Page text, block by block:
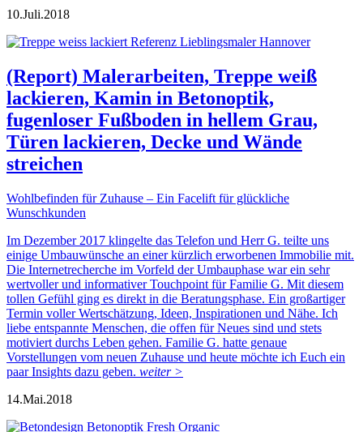
10.Juli.2018
(Report) Malerarbeiten, Treppe weiß
lackieren, Kamin in Betonoptik,
fugenloser Fußboden in hellem Grau,
Türen lackieren, Decke und Wände
streichen
Wohlbefinden für Zuhause – Ein Facelift für glückliche
Wunschkunden
Im Dezember 2017 klingelte das Telefon und Herr G. teilte uns
einige Umbauwünsche an einer kürzlich erworbenen Immobilie mit.
Die Internetrecherche im Vorfeld der Umbauphase war ein sehr
wertvoller und informativer Touchpoint für Familie G. Mit diesem
tollen Gefühl ging es direkt in die Beratungsphase. Ein großartiger
Termin voller Wertschätzung, Ideen, Inspirationen und Nähe. Ich
liebe entspannte Menschen, die offen für Neues sind und stets
motiviert durchs Leben gehen. Familie G. hatte genaue
Vorstellungen vom neuen Zuhause und heute möchte ich Euch ein
paar Insights dazu geben. weiter >
14.Mai.2018